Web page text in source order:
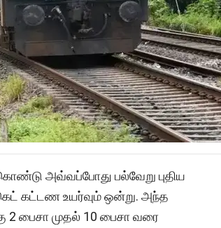
அவ்வப்போது பல்வேறு புதிய
கட்டண உயர்வும் ஒன்று. அந்த
2 பைசா முதல் 10 பைசா வரை